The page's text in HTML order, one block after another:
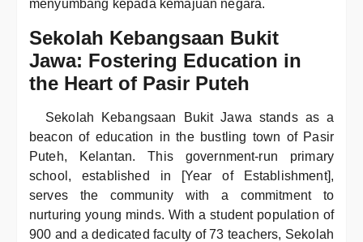
menyumbang kepada kemajuan negara.
Sekolah Kebangsaan Bukit
Jawa: Fostering Education in
the Heart of Pasir Puteh
Sekolah Kebangsaan Bukit Jawa stands as a
beacon of education in the bustling town of Pasir
Puteh, Kelantan. This government-run primary
school, established in [Year of Establishment],
serves the community with a commitment to
nurturing young minds. With a student population of
900 and a dedicated faculty of 73 teachers, Sekolah